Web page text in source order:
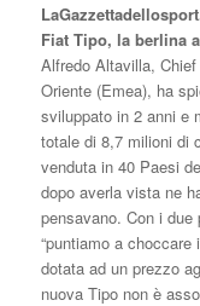
Fiat Tipo, la berlina
Alfredo Altavilla,
Oriente (Emea), ha
sviluppato in 2 anni e
totale di 8,7 milioni di
venduta in 40 Paesi
dopo averla vista ne
pensavano. Con i
“puntiamo a choccare
dotata ad un prezzo
nuova Tipo non è